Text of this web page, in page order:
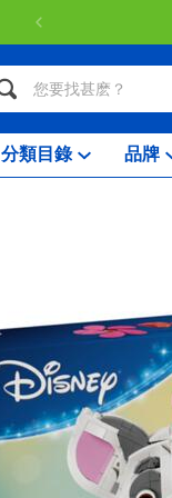
分類目錄 品牌